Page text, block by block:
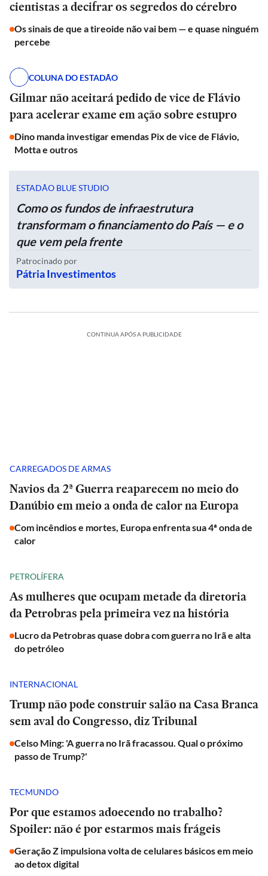
cientistas a decifrar os segredos do cérebro
Os sinais de que a tireoide não vai bem — e quase ninguém
percebe
COLUNA DO ESTADÃO
Gilmar não aceitará pedido de vice de Flávio
para acelerar exame em ação sobre estupro
Dino manda investigar emendas Pix de vice de Flávio,
Motta e outros
ESTADÃO BLUE STUDIO
Como os fundos de infraestrutura
transformam o financiamento do País — e o
que vem pela frente
Patrocinado por
Pátria Investimentos
CONTINUA APÓS A PUBLICIDADE
CARREGADOS DE ARMAS
Navios da 2ª Guerra reaparecem no meio do
Danúbio em meio a onda de calor na Europa
Com incêndios e mortes, Europa enfrenta sua 4ª onda de
calor
PETROLÍFERA
As mulheres que ocupam metade da diretoria
da Petrobras pela primeira vez na história
Lucro da Petrobras quase dobra com guerra no Irã e alta
do petróleo
INTERNACIONAL
Trump não pode construir salão na Casa Branca
sem aval do Congresso, diz Tribunal
Celso Ming: 'A guerra no Irã fracassou. Qual o próximo
passo de Trump?'
TECMUNDO
Por que estamos adoecendo no trabalho?
Spoiler: não é por estarmos mais frágeis
Geração Z impulsiona volta de celulares básicos em meio
ao detox digital